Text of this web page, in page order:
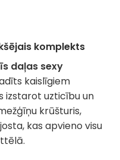
komplekts
daļas sexy
kaislīgiem
izstarot uzticību un
krūšturis,
kas apvieno visu